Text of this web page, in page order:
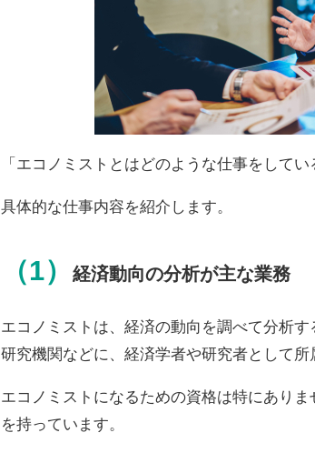
「エコノミストとはどのような仕事をしてい
具体的な仕事内容を紹介します。
（1）経済動向の分析が主な業務
エコノミストは、経済の動向を調べて分析
研究機関などに、経済学者や研究者として所
エコノミストになるための資格は特にあり
を持っています。